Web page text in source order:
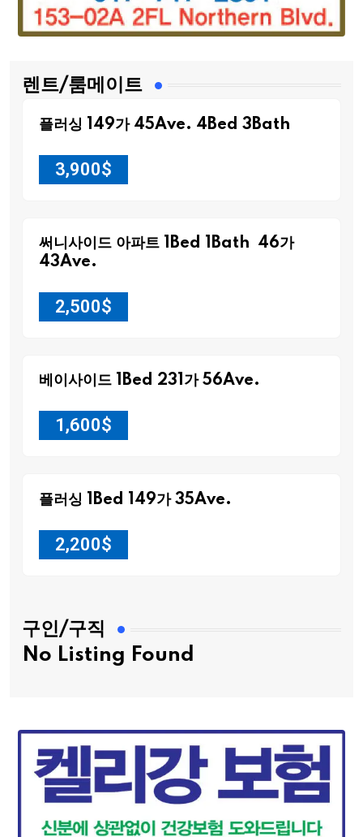
렌트/룸메이트
플러싱 149가 45Ave. 4Bed 3Bath
3,900$
써니사이드 아파트 1Bed 1Bath 46가
43Ave.
2,500$
베이사이드 1Bed 231가 56Ave.
1,600$
플러싱 1Bed 149가 35Ave.
2,200$
구인/구직
No Listing Found